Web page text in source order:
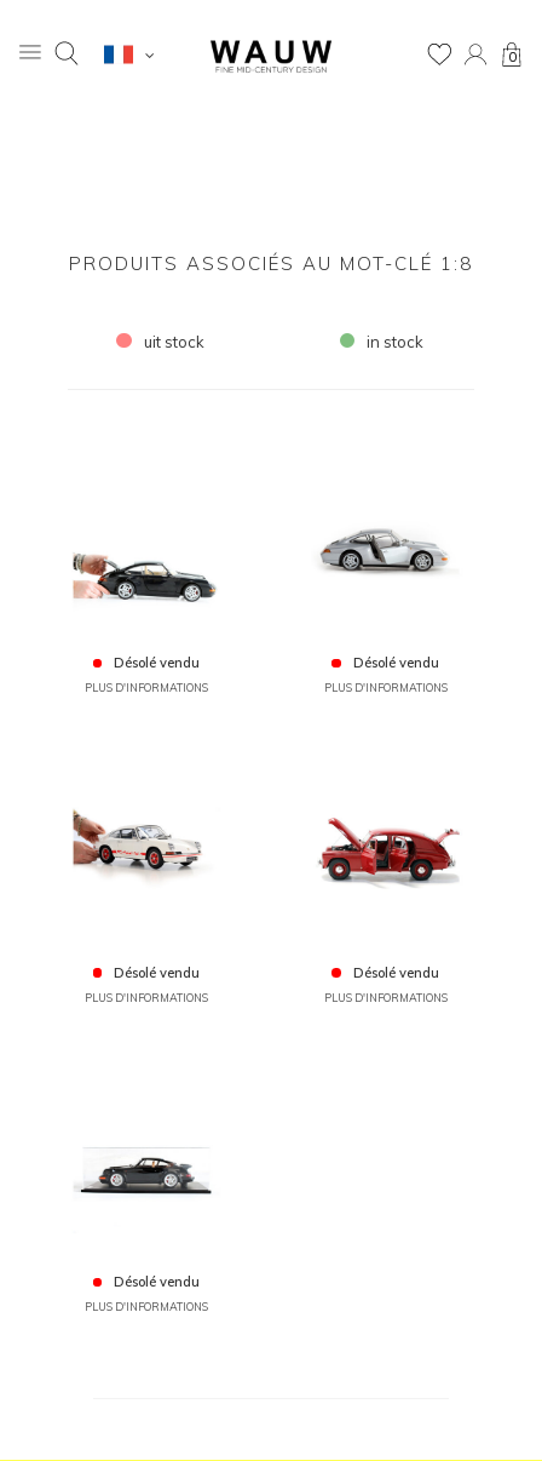
0
PRODUITS ASSOCIÉS AU MOT-CLÉ 1:8
uit stock in stock
Désolé vendu
PLUS D'INFORMATIONS
Désolé vendu
PLUS D'INFORMATIONS
Désolé vendu
PLUS D'INFORMATIONS
Désolé vendu
PLUS D'INFORMATIONS
Désolé vendu
PLUS D'INFORMATIONS